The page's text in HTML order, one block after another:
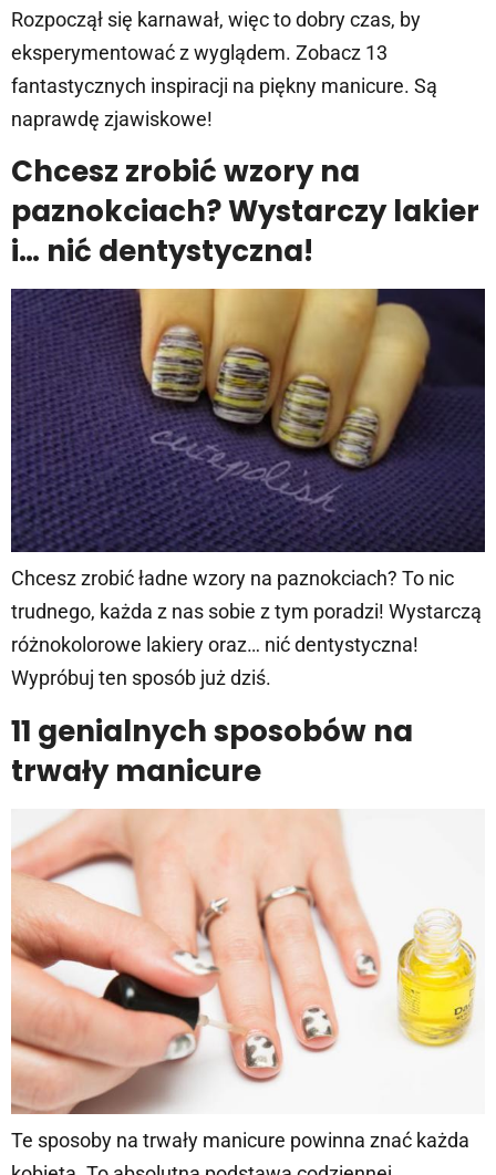
Rozpoczął się karnawał, więc to dobry czas, by
eksperymentować z wyglądem. Zobacz 13
fantastycznych inspiracji na piękny manicure. Są
naprawdę zjawiskowe!
Chcesz zrobić wzory na
paznokciach? Wystarczy lakier
i… nić dentystyczna!
Chcesz zrobić ładne wzory na paznokciach? To nic
trudnego, każda z nas sobie z tym poradzi! Wystarczą
różnokolorowe lakiery oraz… nić dentystyczna!
Wypróbuj ten sposób już dziś.
11 genialnych sposobów na
trwały manicure
Te sposoby na trwały manicure powinna znać każda